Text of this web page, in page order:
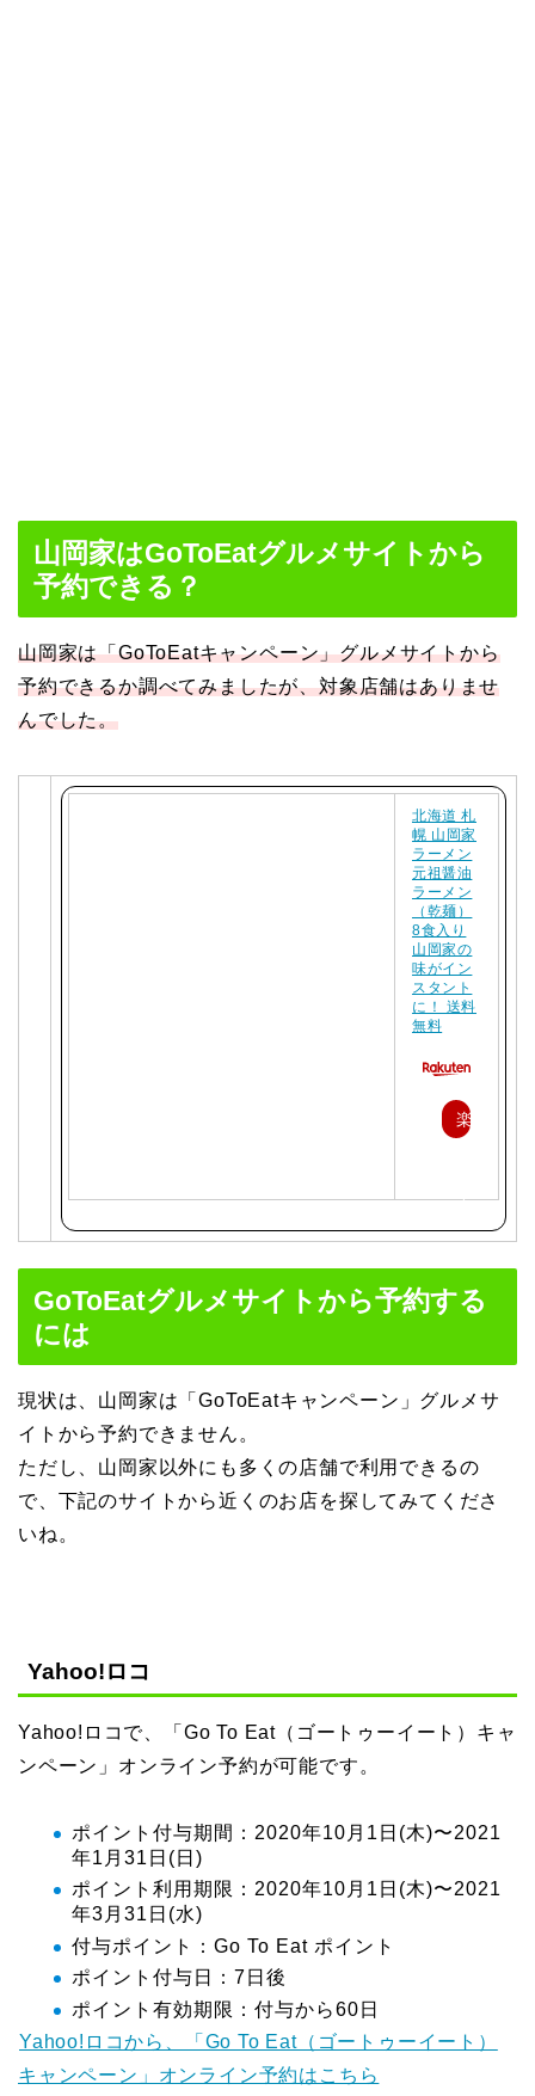
山岡家はGoToEatグルメサイトから
予約できる？
山岡家は「GoToEatキャンペーン」グルメサイトから
予約できるか調べてみましたが、対象店舗はありませ
んでした。
北海道 札
幌 山岡家
ラーメン
元祖醤油
ラーメン
（乾麺）
8食入り
山岡家の
味がイン
スタント
に！ 送料
無料
楽
で
購
入
GoToEatグルメサイトから予約する
には
現状は、山岡家は「GoToEatキャンペーン」グルメサ
イトから予約できません。
ただし、山岡家以外にも多くの店舗で利用できるの
で、下記のサイトから近くのお店を探してみてくださ
いね。
Yahoo!ロコ
Yahoo!ロコで、「Go To Eat（ゴートゥーイート）キャ
ンペーン」オンライン予約が可能です。
ポイント付与期間：2020年10月1日(木)〜2021
年1月31日(日)
ポイント利用期限：2020年10月1日(木)〜2021
年3月31日(水)
付与ポイント：Go To Eat ポイント
ポイント付与日：7日後
ポイント有効期限：付与から60日
Yahoo!ロコから、「Go To Eat（ゴートゥーイート）
キャンペーン」オンライン予約はこちら